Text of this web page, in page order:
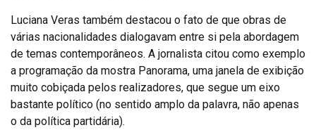
Luciana Veras também destacou o fato de que obras de
várias nacionalidades dialogavam entre si pela abordagem
de temas contemporâneos. A jornalista citou como exemplo
a programação da mostra Panorama, uma janela de exibição
muito cobiçada pelos realizadores, que segue um eixo
bastante político (no sentido amplo da palavra, não apenas
o da política partidária).